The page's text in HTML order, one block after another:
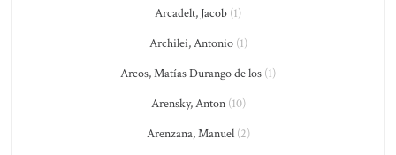
Arcadelt, Jacob (1)
Archilei, Antonio(1)
Arcos, Matías Durango de los (1)
Arensky, Anton(10)
Arenzana, Manuel(2)